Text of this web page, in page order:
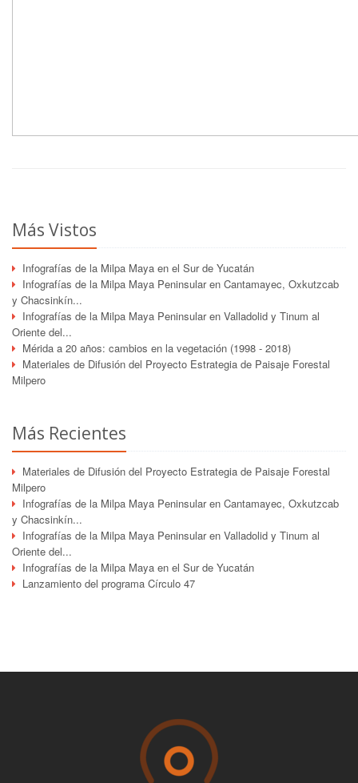
Más Vistos
Infografías de la Milpa Maya en el Sur de Yucatán
Infografías de la Milpa Maya Peninsular en Cantamayec, Oxkutzcab
y Chacsinkín...
Infografías de la Milpa Maya Peninsular en Valladolid y Tinum al
Oriente del...
Mérida a 20 años: cambios en la vegetación (1998 - 2018)
Materiales de Difusión del Proyecto Estrategia de Paisaje Forestal
Milpero
Más Recientes
Materiales de Difusión del Proyecto Estrategia de Paisaje Forestal
Milpero
Infografías de la Milpa Maya Peninsular en Cantamayec, Oxkutzcab
y Chacsinkín...
Infografías de la Milpa Maya Peninsular en Valladolid y Tinum al
Oriente del...
Infografías de la Milpa Maya en el Sur de Yucatán
Lanzamiento del programa Círculo 47